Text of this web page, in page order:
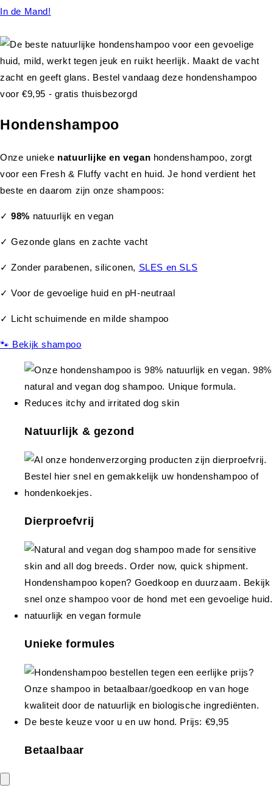
In de Mand!
Hondenshampoo
Onze unieke natuurlijke en vegan hondenshampoo, zorgt
voor een Fresh & Fluffy vacht en huid. Je hond verdient het
beste en daarom zijn onze shampoos:
✓98% natuurlijk en vegan
✓ Gezonde glans en zachte vacht
✓ Zonder parabenen, siliconen, SLES en SLS
✓ Voor de gevoelige huid en pH-neutraal
✓ Licht schuimende en milde shampoo
🐾 Bekijk shampoo
Natuurlijk & gezond
Dierproefvrij
Unieke formules
Betaalbaar